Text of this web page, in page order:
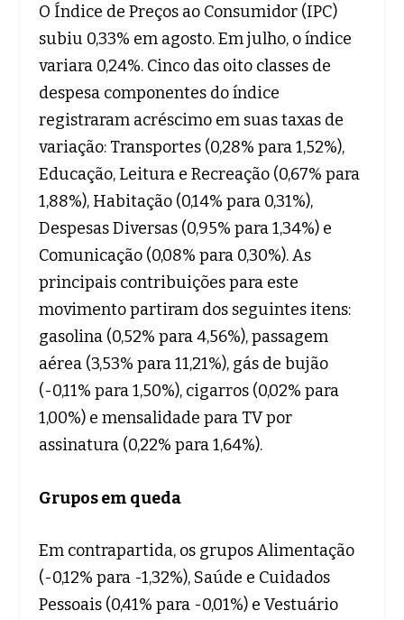
O Índice de Preços ao Consumidor (IPC)
subiu 0,33% em agosto. Em julho, o índice
variara 0,24%. Cinco das oito classes de
despesa componentes do índice
registraram acréscimo em suas taxas de
variação: Transportes (0,28% para 1,52%),
Educação, Leitura e Recreação (0,67% para
1,88%), Habitação (0,14% para 0,31%),
Despesas Diversas (0,95% para 1,34%) e
Comunicação (0,08% para 0,30%). As
principais contribuições para este
movimento partiram dos seguintes itens:
gasolina (0,52% para 4,56%), passagem
aérea (3,53% para 11,21%), gás de bujão
(-0,11% para 1,50%), cigarros (0,02% para
1,00%) e mensalidade para TV por
assinatura (0,22% para 1,64%).
Grupos em queda
Em contrapartida, os grupos Alimentação
(-0,12% para -1,32%), Saúde e Cuidados
Pessoais (0,41% para -0,01%) e Vestuário